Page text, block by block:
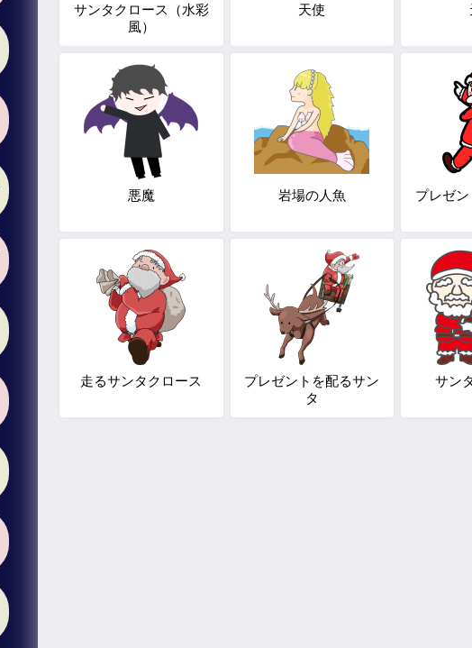
サンタクロース（水彩
風）
天使
悪魔 岩場の人魚
プレゼ
走るサンタクロース
プレゼントを配るサン
タ
サン